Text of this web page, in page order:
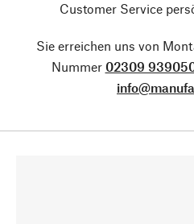
Customer Service
Sie erreichen uns von
Nummer 02309